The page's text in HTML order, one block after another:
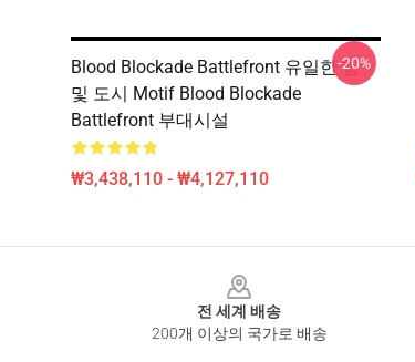
Blood Blockade Battlefront 유일한 힘
및 도시 Motif Blood Blockade
Battlefront 부대시설
₩3,438,110 - ₩4,127,110
-20%
전 세계 배송
200개 이상의 국가로 배송